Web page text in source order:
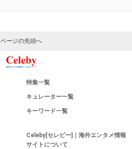
ページの先頭へ
特集一覧
キュレーター一覧
キーワード一覧
Celeby[セレビー]｜海外エンタメ情報
サイトについて